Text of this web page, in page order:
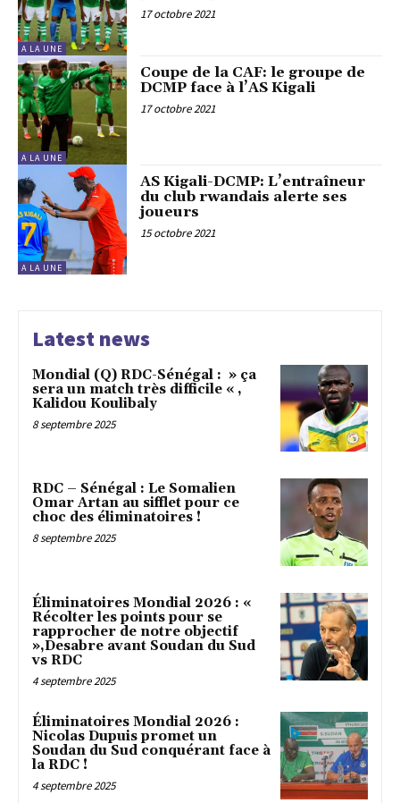
A LA UNE
17 octobre 2021
A LA UNE
Coupe de la CAF: le groupe de
DCMP face à l’AS Kigali
17 octobre 2021
A LA UNE
AS Kigali-DCMP: L’entraîneur
du club rwandais alerte ses
joueurs
15 octobre 2021
Latest news
Mondial (Q) RDC-Sénégal : » ça
sera un match très difficile « ,
Kalidou Koulibaly
8 septembre 2025
RDC – Sénégal : Le Somalien
Omar Artan au sifflet pour ce
choc des éliminatoires !
8 septembre 2025
Éliminatoires Mondial 2026 : «
Récolter les points pour se
rapprocher de notre objectif
»,Desabre avant Soudan du Sud
vs RDC
4 septembre 2025
Éliminatoires Mondial 2026 :
Nicolas Dupuis promet un
Soudan du Sud conquérant face à
la RDC !
4 septembre 2025